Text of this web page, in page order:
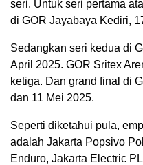
seri. Untuk seri pertama
di GOR Jayabaya Kediri,
Sedangkan seri kedua di
April 2025. GOR Sritex
ketiga. Dan grand final di
dan 11 Mei 2025.
Seperti diketahui pula,
adalah Jakarta Popsivo
Enduro, Jakarta Electric